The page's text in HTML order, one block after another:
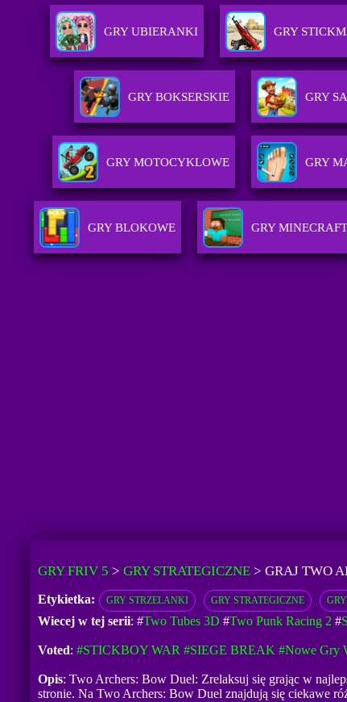
GRY UBIERANKI GRY
GRY BOKSERSKIE GRY
GRY MOTOCYKLOWE GRY
GRY BLOKOWE GRY MINECRAFT
GRY FRIV 5 > GRY STRATEGICZNE> GRAJ TWO
Etykietka: GRY STRZELANKI GRY STRATEGICZNE
Wiecej w tej serii: #Two Tubes 3D #Two Punk Racing 2 #
Voted: #STICKBOY WAR #SIEGE BREAK #Nowe Gry
Opis: Two Archers: Bow Duel: Zrelaksuj się grając w
stronie. Na Two Archers: Bow Duel znajdują się ciekawe